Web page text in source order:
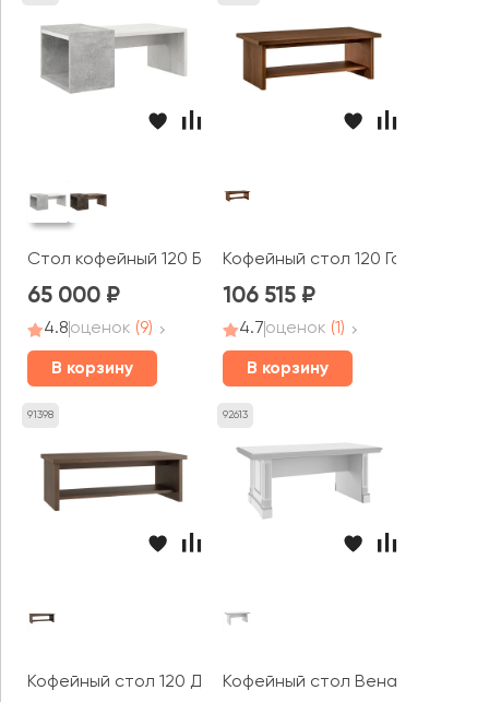
Стол кофейный 120 Бетон / B-tone
65 000
4.8оценок (9)
В корзину
Кофейный стол 120 Гарвард /
106 515
4.7оценок (1)
В корзину
91398
Кофейный стол 120 Давос / Davos
92613
Кофейный стол Вена / Vienna